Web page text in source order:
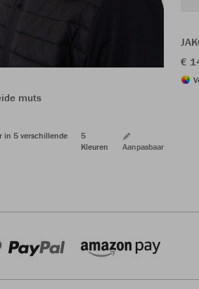
muts
in 5 verschillende
5
Kleuren
Aanpasbaar
€